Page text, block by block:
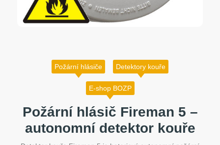
Požární hlásiče Detektory kouře
E-shop BOZP
Požární hlásič Fireman 5 –
autonomní detektor kouře